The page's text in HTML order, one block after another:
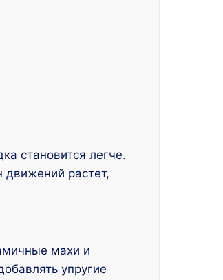
становится легче.
движений растет,
махи и
упругие